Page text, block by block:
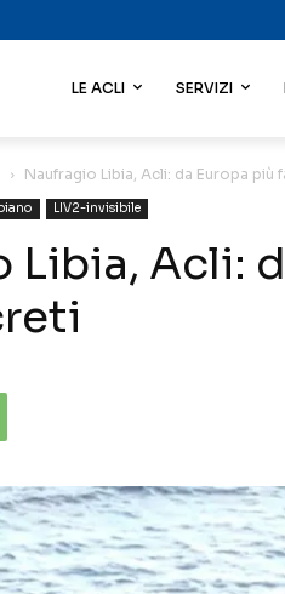
LE ACLI SERVIZI
Naufragio Libia, Acli: da Europa più
LIV2-invisibile
Libia, Acli: